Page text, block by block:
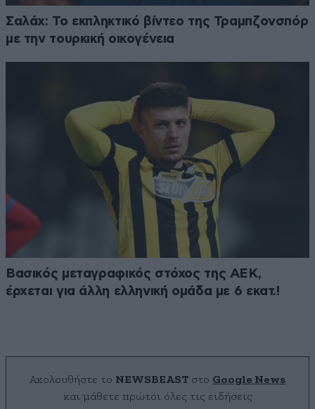
Σαλάχ: Το εκπληκτικό βίντεο της Τραμπζονσπόρ
με την τουρκική οικογένεια
Βασικός μεταγραφικός στόχος της ΑΕΚ,
έρχεται για άλλη ελληνική ομάδα με 6 εκατ.!
Ακολουθήστε το NEWSBEAST στο Google News
και μάθετε πρώτοι όλες τις ειδήσεις